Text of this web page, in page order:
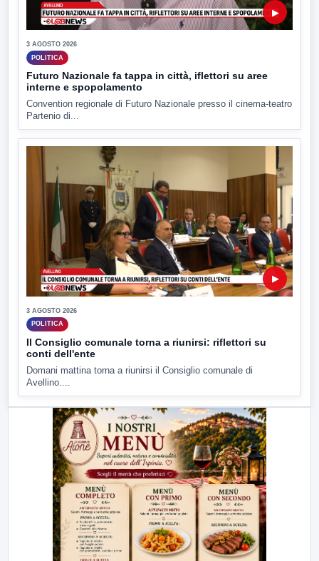
▶
3 AGOSTO 2026
POLITICA
Futuro Nazionale fa tappa in città, iflettori su aree
interne e spopolamento
Convention regionale di Futuro Nazionale presso il cinema-teatro
Partenio di...
▶
3 AGOSTO 2026
POLITICA
Il Consiglio comunale torna a riunirsi: riflettori su
conti dell'ente
Domani mattina torna a riunirsi il Consiglio comunale di
Avellino....